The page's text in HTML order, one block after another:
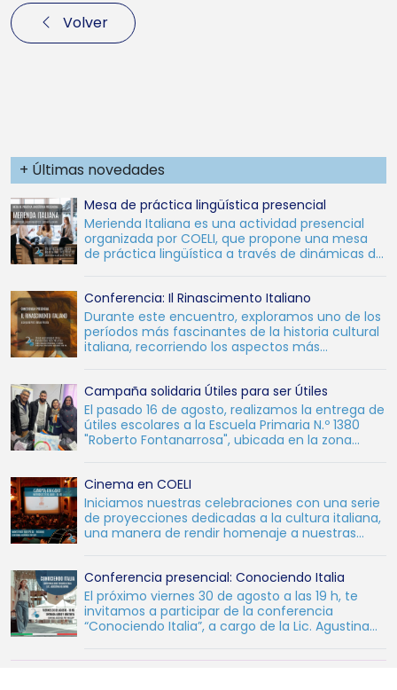
Volver
+ Últimas novedades
Mesa de práctica lingüística presencial
Merienda Italiana es una actividad presencial
organizada por COELI, que propone una mesa
de práctica lingüística a través de dinámicas de
Conferencia: Il Rinascimento Italiano
Durante este encuentro, exploramos uno de los
períodos más fascinantes de la historia cultural
italiana, recorriendo los aspectos más
Campaña solidaria Útiles para ser Útiles
El pasado 16 de agosto, realizamos la entrega de
útiles escolares a la Escuela Primaria N.º 1380
"Roberto Fontanarrosa", ubicada en la zona
Cinema en COELI
Iniciamos nuestras celebraciones con una serie
de proyecciones dedicadas a la cultura italiana,
una manera de rendir homenaje a nuestras
Conferencia presencial: Conociendo Italia
El próximo viernes 30 de agosto a las 19 h, te
invitamos a participar de la conferencia
“Conociendo Italia”, a cargo de la Lic. Agustina